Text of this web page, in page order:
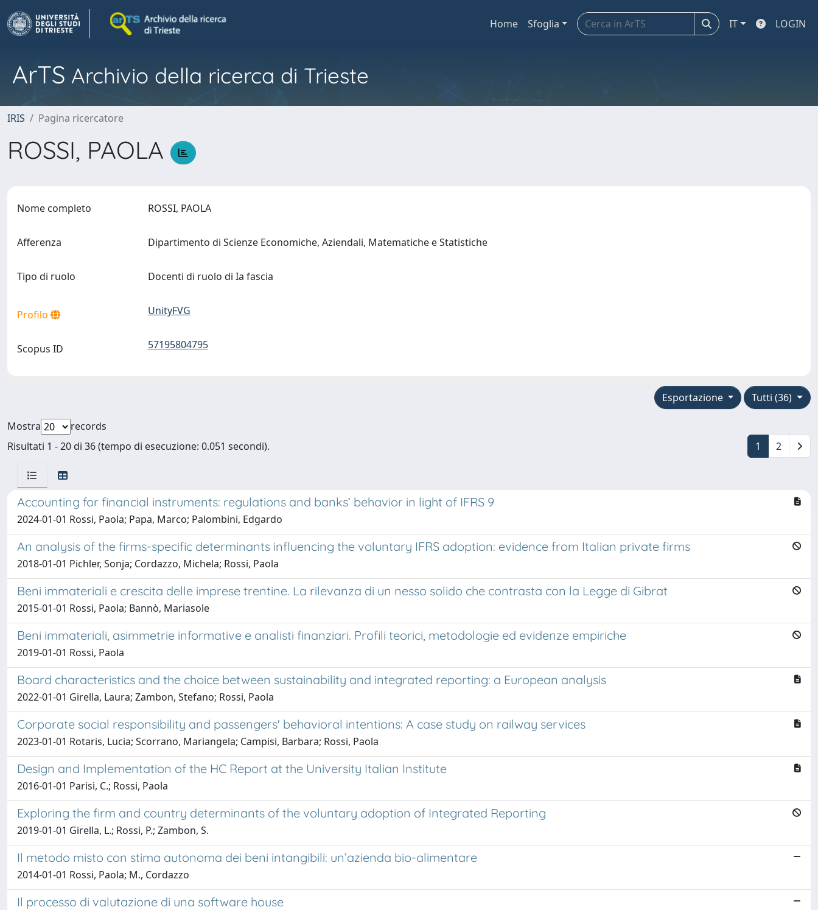
Home Sfoglia IT LOGIN
ArTS Archivio della ricerca di Trieste
IRIS Pagina ricercatore
ROSSI, PAOLA
Nome completo ROSSI, PAOLA
Afferenza Dipartimento di Scienze Economiche, Aziendali, Matematiche e Statistiche
Tipo di ruolo Docenti di ruolo di Ia fascia
Profilo UnityFVG
Scopus ID 57195804795
Tutti (36)
Esportazione
Mostra
records
Risultati 1 - 20 di 36 (tempo di esecuzione: 0.051 secondi).
1 2
Accounting for financial instruments: regulations and banks’ behavior in light of IFRS 9
2024-01-01 Rossi, Paola; Papa, Marco; Palombini, Edgardo
An analysis of the firms-specific determinants influencing the voluntary IFRS adoption: evidence from Italian private firms
2018-01-01 Pichler, Sonja; Cordazzo, Michela; Rossi, Paola
Beni immateriali e crescita delle imprese trentine. La rilevanza di un nesso solido che contrasta con la Legge di Gibrat
2015-01-01 Rossi, Paola; Bannò, Mariasole
Beni immateriali, asimmetrie informative e analisti finanziari. Profili teorici, metodologie ed evidenze empiriche
2019-01-01 Rossi, Paola
Board characteristics and the choice between sustainability and integrated reporting: a European analysis
2022-01-01 Girella, Laura; Zambon, Stefano; Rossi, Paola
Corporate social responsibility and passengers' behavioral intentions: A case study on railway services
2023-01-01 Rotaris, Lucia; Scorrano, Mariangela; Campisi, Barbara; Rossi, Paola
Design and Implementation of the HC Report at the University Italian Institute
2016-01-01 Parisi, C.; Rossi, Paola
Exploring the firm and country determinants of the voluntary adoption of Integrated Reporting
2019-01-01 Girella, L.; Rossi, P.; Zambon, S.
Il metodo misto con stima autonoma dei beni intangibili: un’azienda bio-alimentare
2014-01-01 Rossi, Paola; M., Cordazzo
Il processo di valutazione di una software house